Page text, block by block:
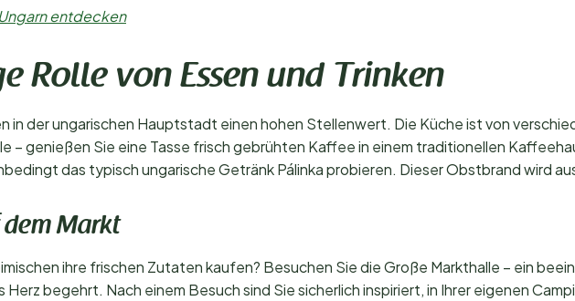
entdecken
Rolle von Essen und Trinken
in der ungarischen Hauptstadt einen hohen Stellenwert. Die Küche ist von
– genießen Sie eine Tasse frisch gebrühten Kaffee in einem traditionellen
das typisch ungarische Getränk Pálinka probieren. Dieser Obstbrand wird
dem Markt
ihre frischen Zutaten kaufen? Besuchen Sie die Große Markthalle – ein
Herz begehrt. Nach einem Besuch sind Sie sicherlich inspiriert, in Ihrer eigenen